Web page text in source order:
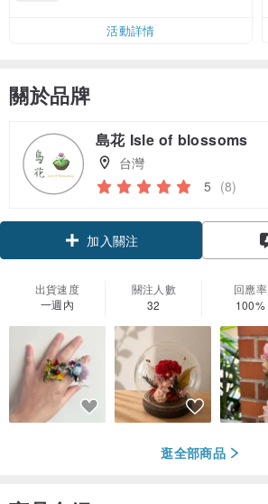
活動詳情
關於品牌
島花 Isle of blossoms
台灣
5 (8)
加入關注
出貨速度
一週內
關注人數
32
回應率
100%
逛全部商品